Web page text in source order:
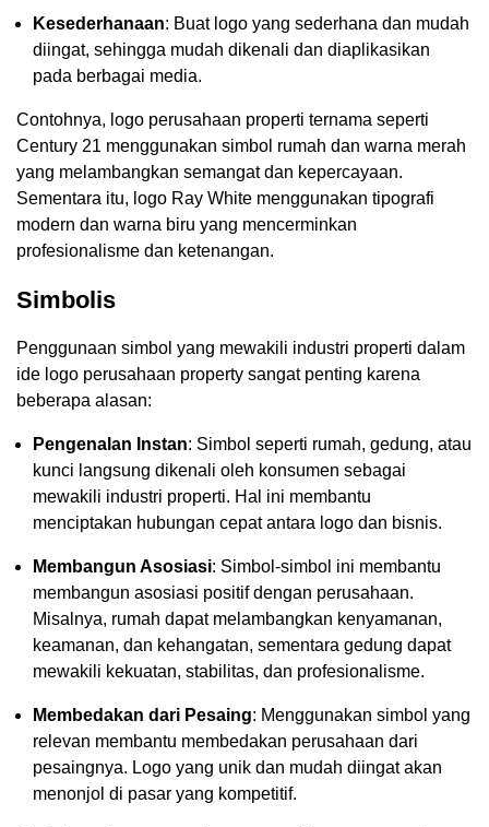
Kesederhanaan: Buat logo yang sederhana dan mudah
diingat, sehingga mudah dikenali dan diaplikasikan
pada berbagai media.
Contohnya, logo perusahaan properti ternama seperti
Century 21 menggunakan simbol rumah dan warna merah
yang melambangkan semangat dan kepercayaan.
Sementara itu, logo Ray White menggunakan tipografi
modern dan warna biru yang mencerminkan
profesionalisme dan ketenangan.
Simbolis
Penggunaan simbol yang mewakili industri properti dalam
ide logo perusahaan property sangat penting karena
beberapa alasan:
Pengenalan Instan: Simbol seperti rumah, gedung, atau
kunci langsung dikenali oleh konsumen sebagai
mewakili industri properti. Hal ini membantu
menciptakan hubungan cepat antara logo dan bisnis.
Membangun Asosiasi: Simbol-simbol ini membantu
membangun asosiasi positif dengan perusahaan.
Misalnya, rumah dapat melambangkan kenyamanan,
keamanan, dan kehangatan, sementara gedung dapat
mewakili kekuatan, stabilitas, dan profesionalisme.
Membedakan dari Pesaing: Menggunakan simbol yang
relevan membantu membedakan perusahaan dari
pesaingnya. Logo yang unik dan mudah diingat akan
menonjol di pasar yang kompetitif.